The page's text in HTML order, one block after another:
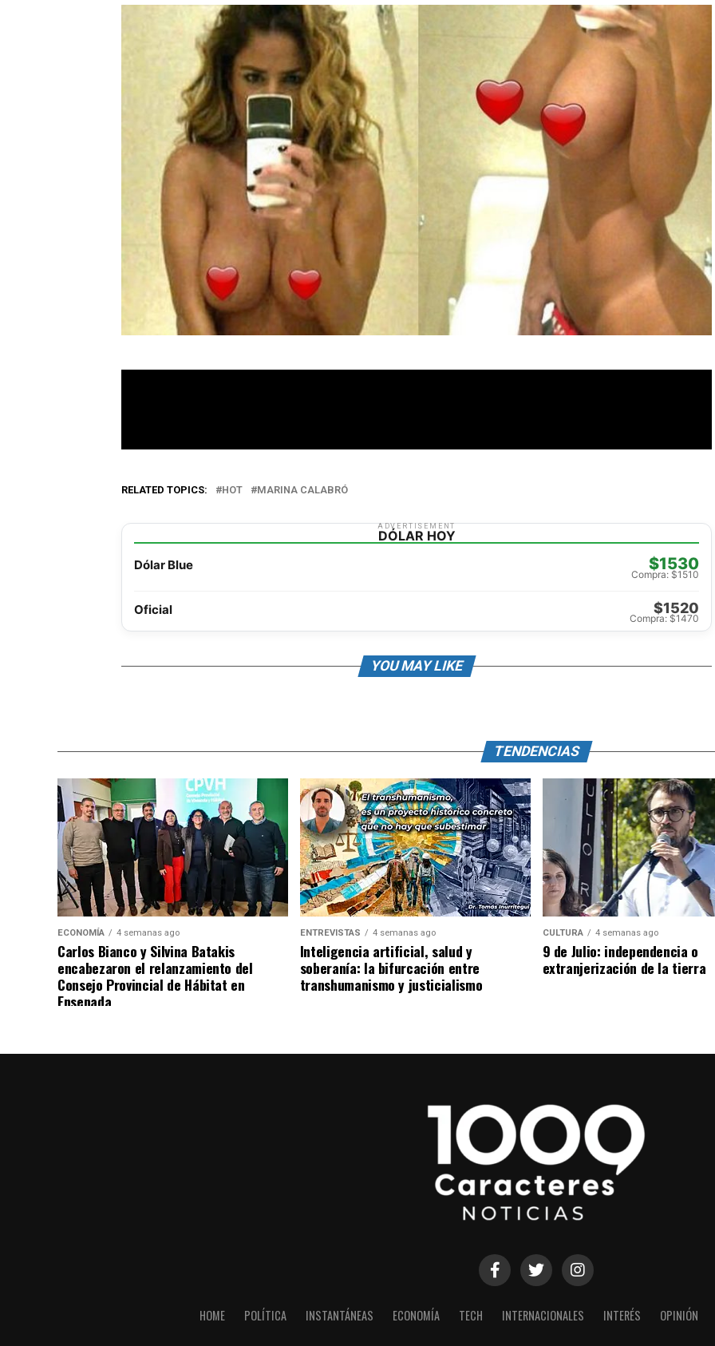
RELATED TOPICS: HOT MARINA CALABRÓ
ADVERTISEMENT
DÓLAR HOY
Dólar Blue $1530
Compra: $1510
Oficial $1520
Compra: $1470
YOU MAY LIKE
TENDENCIAS
ECONOMÍA 4 semanas ago
Carlos Bianco y Silvina Batakis
encabezaron el relanzamiento del
Consejo Provincial de Hábitat en
Ensenada
ENTREVISTAS 4 semanas ago
Inteligencia artificial, salud y
soberanía: la bifurcación entre
transhumanismo y justicialismo
CULTURA 4 semanas ago
9 de Julio: independencia o
extranjerización de la tierra
HOME POLÍTICA INSTANTÁNEAS ECONOMÍA TECH INTERNACIONALES INTERÉS OPINIÓN